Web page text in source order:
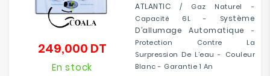
ATLANTIC / Gaz Naturel -
Capacité 6L - SYstème
D’allumage Automatique -
Protection Contre La
Surpression De L’eau - Couleur
Blanc - Garantie 1 An
249,000 DTPrix
En stock